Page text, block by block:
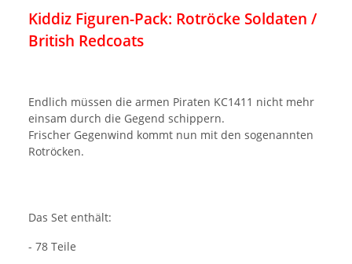
Kiddiz Figuren-Pack: Rotröcke Soldaten /
British Redcoats
Endlich müssen die armen Piraten KC1411 nicht mehr
einsam durch die Gegend schippern.
Frischer Gegenwind kommt nun mit den sogenannten
Rotröcken.
Das Set enthält:
- 78 Teile